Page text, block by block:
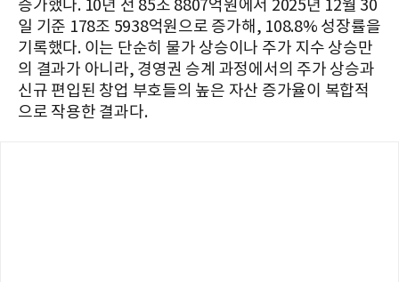
증가했다. 10년 전 85조 8807억원에서 2025년 12월 30
일 기준 178조 5938억원으로 증가해, 108.8% 성장률을
기록했다. 이는 단순히 물가 상승이나 주가 지수 상승만
의 결과가 아니라, 경영권 승계 과정에서의 주가 상승과
신규 편입된 창업 부호들의 높은 자산 증가율이 복합적
으로 작용한 결과다.